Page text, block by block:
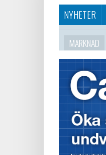
NYHETER
MARKNAD